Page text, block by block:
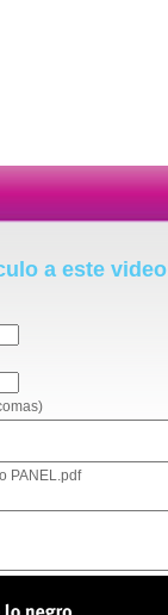
a este video
PANEL.pdf